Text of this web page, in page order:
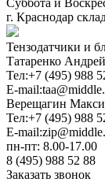
Суббота и
г. Краснодар
Тензодатчики и
Татаренко
Тел:+7 (495) 988
E-mail:
Верещагин
Тел:+7 (495) 988
E-mail:
пн-пт: 8.00-17.00
8 (495) 988 52 88
Заказать звонок